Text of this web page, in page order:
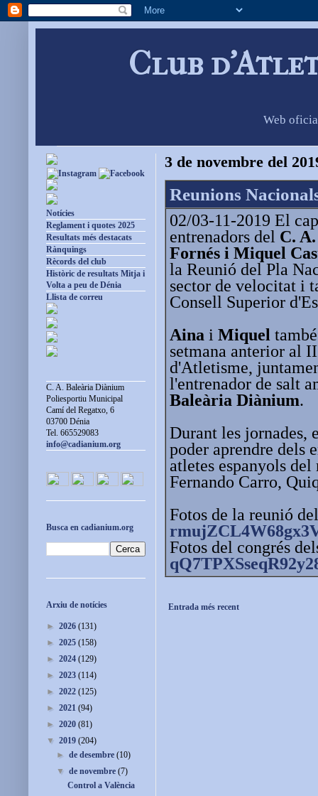
Club
Web
3 de novembre del
Reunions
02/03-11-2019 El
entrenadors del C.
Fornés i Miquel
la Reunió del Pla
sector de velocitat i
Consell Superior
Aina i Miquel
setmana anterior al
d'Atletisme,
l'entrenador de salt
Baleària Diànium.
Durant les jornades,
poder aprendre dels
atletes espanyols
Fernando Carro,
Fotos de la reunió
Fotos del congrés
Entrada més recent
Notícies
Reglament i quotes 2025
Resultats més destacats
Rànquings
Rècords del club
Històric de resultats Mitja i
Volta a peu de Dénia
Llista de correu
C. A. Baleària Diànium
Poliesportiu Municipal
Camí del Regatxo, 6
03700 Dénia
Tel. 665529083
info@cadianium.org
Busca en cadianium.org
Arxiu de notícies
► 2026 (131)
► 2025 (158)
► 2024 (129)
► 2023 (114)
► 2022 (125)
► 2021 (94)
► 2020 (81)
▼ 2019 (204)
►de desembre(10)
▼de novembre(7)
Control a València